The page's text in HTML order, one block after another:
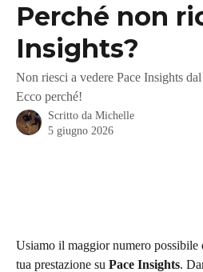
Perché non
Insights?
Non riesci a vedere Pace Insights
Ecco perché!
Scritto da Michelle
5 giugno 2026
Usiamo il maggior numero possibile
tua prestazione su Pace Insights.